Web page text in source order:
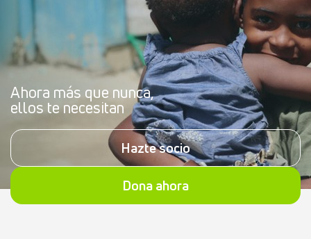
Ahora más que nunca,
ellos te necesitan
Hazte socio
Dona ahora